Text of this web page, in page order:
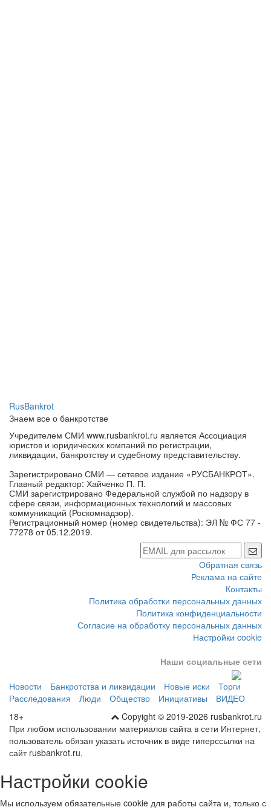
Знаем все о банкротстве
Учредителем СМИ www.rusbankrot.ru является Ассоциация
юристов и юридических компаний по регистрации,
ликвидации, банкротству и судебному представительству.
Зарегистрировано СМИ — сетевое издание «РУСБАНКРОТ».
Главный редактор: Хайченко П. П.
СМИ зарегистрировано Федеральной службой по надзору в
сфере связи, информационных технологий и массовых
коммуникаций (Роскомнадзор).
Регистрационный номер (номер свидетельства): ЭЛ № ФС 77 -
77278 от 05.12.2019.
Обратная связь
Реклама на сайте
Контакты
Политика обработки персональных данных
Политика конфиденциальности
Согласие на обработку персональных данных
Настройки cookie
Торги
Расследования
Люди Общество Инициативы
ВИДЕО
Copyight © 2019-2026 rusbankrot.ru
18+
При любом использовании материалов сайта в сети Интернет,
пользователь обязан указать источник в виде гиперссылки на
сайт rusbankrot.ru.
Настройки cookie
Мы используем обязательные cookie для работы сайта и, только с
вашего согласия, аналитические cookie Яндекс Метрики.